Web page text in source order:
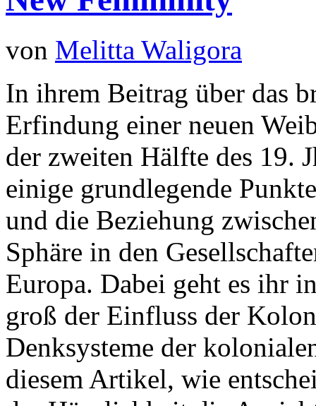
von Melitta Waligora
In ihrem Beitrag über das
Erfindung einer neuen
der zweiten Hälfte des 19.
einige grundlegende
und die Beziehung
Sphäre in den
Europa. Dabei geht es ihr
groß der Einfluss der
Denksysteme der
diesem Artikel, wie